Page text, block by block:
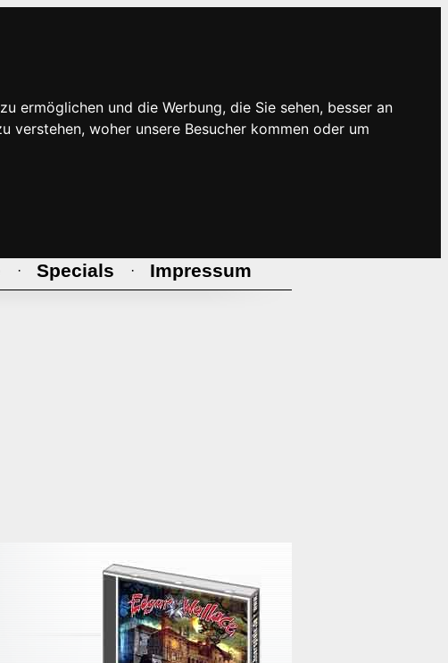
ermöglichen und die Werbung, die Sie sehen, besser an
verstehen, woher unsere Besucher kommen oder um
· Specials · Impressum